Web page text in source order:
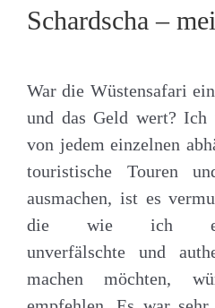
Schardscha –
War die Wüstensafari
und das Geld wert? Ich
von jedem einzelnen
touristische Touren
ausmachen, ist es
die wie ich
unverfälschte und
machen möchten,